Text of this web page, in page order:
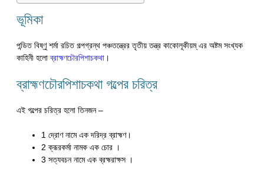
ভূমিকা
পন্ডিত বিষ্ণু শর্মা রচিত গল্পগ্রন্থ পঞ্চতন্ত্রের তৃতীয় তন্ত্র কাকোলূকীয়ম্ এর অষ্টম সংখ্যক
কাহিনী হলোব্রাহ্মণচৌরপিশাচকথা ।
ব্রাহ্মণচৌরপিশাচকথা গল্পের চরিত্র
এই গল্পের চরিত্র হলো তিনজন –
1 দ্রোণ নামে এক দরিদ্র ব্রাহ্মণ।
2 ক্রূরকর্মা নামক এক চোর ।
3 সত্যবচন নামে এক ব্রহ্মরাক্ষস ।